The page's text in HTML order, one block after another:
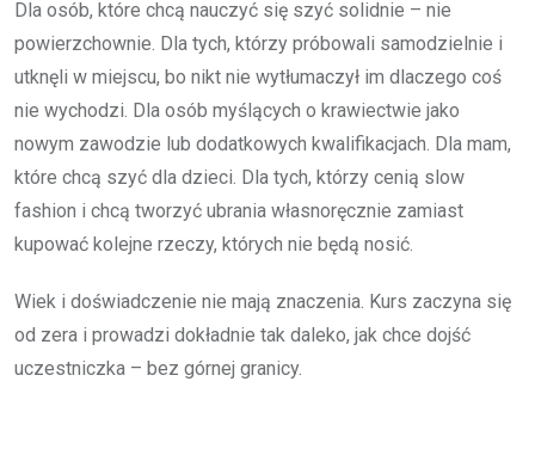
Dla osób, które chcą nauczyć się szyć solidnie – nie
powierzchownie. Dla tych, którzy próbowali samodzielnie i
utknęli w miejscu, bo nikt nie wytłumaczył im dlaczego coś
nie wychodzi. Dla osób myślących o krawiectwie jako
nowym zawodzie lub dodatkowych kwalifikacjach. Dla mam,
które chcą szyć dla dzieci. Dla tych, którzy cenią slow
fashion i chcą tworzyć ubrania własnoręcznie zamiast
kupować kolejne rzeczy, których nie będą nosić.
Wiek i doświadczenie nie mają znaczenia. Kurs zaczyna się
od zera i prowadzi dokładnie tak daleko, jak chce dojść
uczestniczka – bez górnej granicy.